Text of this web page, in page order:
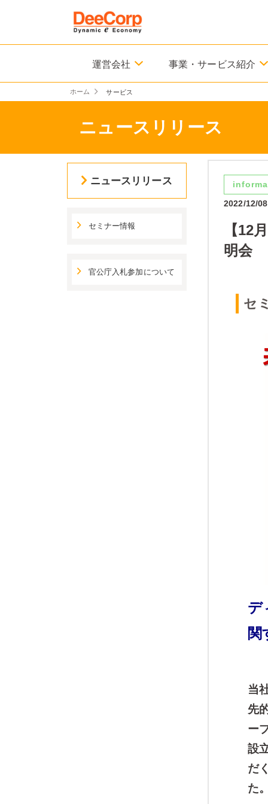
運営会社 事業・サービス紹介
ホーム サービス
ニュースリリース
2022/12/08
【12
明会
セ
デ
関
当
先
ー
設
だ
た
ニュースリリース
セミナー情報
官公庁入札参加について